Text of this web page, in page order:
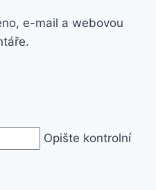
e-mail a webovou
Opište kontrolní